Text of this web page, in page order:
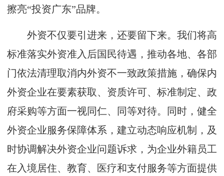
擦亮“投资广东”品牌。
外资不仅要引进来，还要留下来。我们将高
标准落实外资准入后国民待遇，推动各地、各部
门依法清理取消内外资不一致政策措施，确保内
外资企业在要素获取、资质许可、标准制定、政
府采购等方面一视同仁、同等对待。同时，健全
外资企业服务保障体系，建立动态响应机制，及
时协调解决外资企业问题诉求，为企业外籍员工
在入境居住、教育、医疗和支付服务等方面提供